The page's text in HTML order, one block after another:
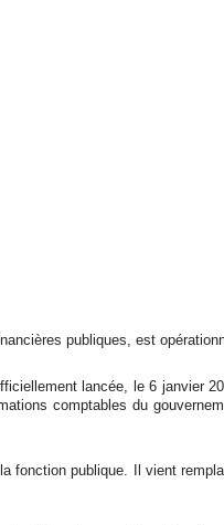
publiques, est
lancée, le 6 janvier
comptables du
fonction publique. Il vient